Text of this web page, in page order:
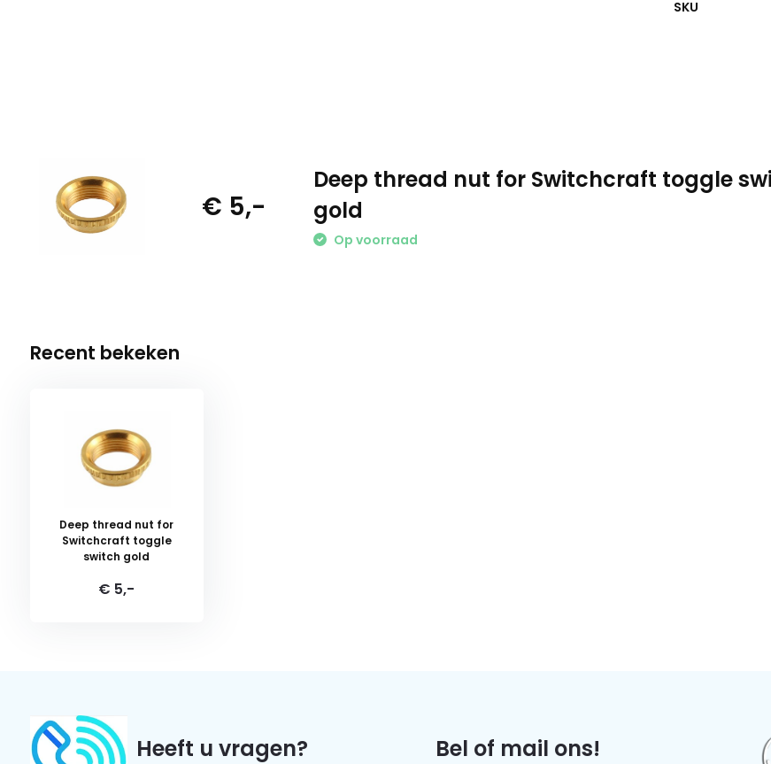
SKU
€ 5,-
Deep thread nut for Switchcraft toggle
gold
Op voorraad
Recent bekeken
Deep thread nut for
Switchcraft toggle
switch gold
€ 5,-
Heeft u vragen?
Bel of mail ons!